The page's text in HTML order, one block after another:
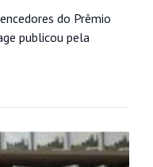
do Prêmio
publicou pela